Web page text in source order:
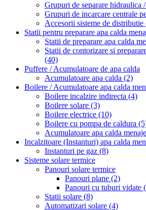
Grupuri de separare hidraulica
Grupuri de incarcare centrale
Accesorii sisteme de distributie
Statii pentru preparare apa calda
Statii de preparare apa calda
Statii de contorizare si
(40)
Puffere / Acumulatoare de apa calda
Acumulatoare apa calda (2)
Boilere / Acumulatoare apa calda
Boilere incalzire indirecta (4)
Boilere solare (3)
Boilere electrice (10)
Boilere cu pompa de caldura
Acumulatoare apa calda
Incalzitoare (Instanturi) apa calda
Instanturi pe gaz (8)
Sisteme solare termice
Panouri solare termice
Panouri plane (2)
Panouri cu tuburi vidate
Statii solare (8)
Automatizari solare (4)